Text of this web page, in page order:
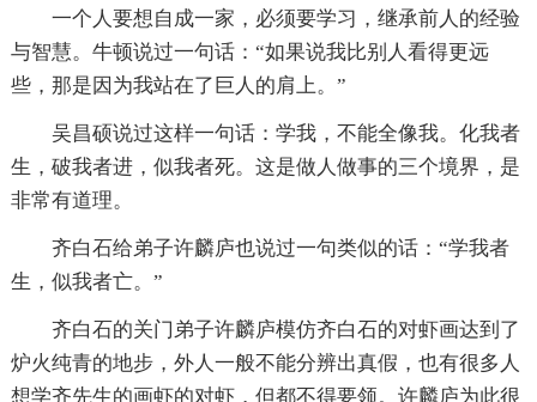
一个人要想自成一家，必须要学习，继承前人的经验
与智慧。牛顿说过一句话：“如果说我比别人看得更远
些，那是因为我站在了巨人的肩上。”
吴昌硕说过这样一句话：学我，不能全像我。化我者
生，破我者进，似我者死。这是做人做事的三个境界，是
非常有道理。
齐白石给弟子许麟庐也说过一句类似的话：“学我者
生，似我者亡。”
齐白石的关门弟子许麟庐模仿齐白石的对虾画达到了
炉火纯青的地步，外人一般不能分辨出真假，也有很多人
想学齐先生的画虾的对虾，但都不得要领。许麟庐为此很